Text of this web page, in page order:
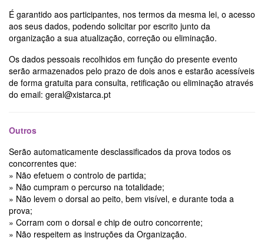
É garantido aos participantes, nos termos da mesma lei, o acesso
aos seus dados, podendo solicitar por escrito junto da
organização a sua atualização, correção ou eliminação.
Os dados pessoais recolhidos em função do presente evento
serão armazenados pelo prazo de dois anos e estarão acessíveis
de forma gratuita para consulta, retificação ou eliminação através
do email: geral@xistarca.pt
Outros
Serão automaticamente desclassificados da prova todos os
concorrentes que:
» Não efetuem o controlo de partida;
» Não cumpram o percurso na totalidade;
» Não levem o dorsal ao peito, bem visível, e durante toda a
prova;
» Corram com o dorsal e chip de outro concorrente;
» Não respeitem as instruções da Organização.